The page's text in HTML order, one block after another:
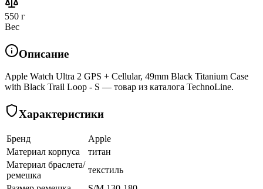
550 г
Вес
Описание
Apple Watch Ultra 2 GPS + Cellular, 49mm Black Titanium Case
with Black Trail Loop - S — товар из каталога TechnoLine.
Характеристики
Бренд
Apple
Материал корпуса
титан
Материал браслета/
ремешка
текстиль